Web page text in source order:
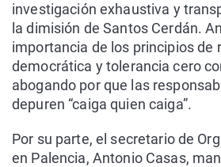
investigación exhaustiva y
la dimisión de Santos Cerdán.
importancia de los principios de
democrática y tolerancia cero
abogando por que las
depuren “caiga quien caiga”.
Por su parte, el secretario de
en Palencia, Antonio Casas,